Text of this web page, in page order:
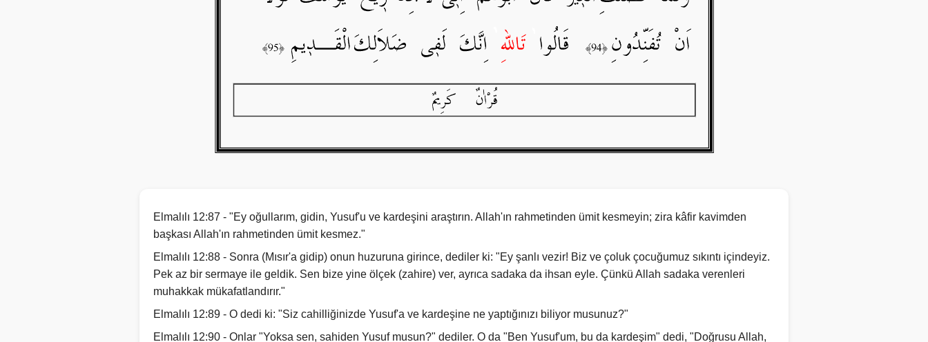
Elmalılı 12:87 - "Ey oğullarım, gidin, Yusuf'u ve kardeşini araştırın. Allah'ın rahmetinden ümit kesmeyin; zira kâfir kavimden
başkası Allah'ın rahmetinden ümit kesmez."
Elmalılı 12:88 - Sonra (Mısır'a gidip) onun huzuruna girince, dediler ki: "Ey şanlı vezir! Biz ve çoluk çocuğumuz sıkıntı içindeyiz.
Pek az bir sermaye ile geldik. Sen bize yine ölçek (zahire) ver, ayrıca sadaka da ihsan eyle. Çünkü Allah sadaka verenleri
muhakkak mükafatlandırır."
Elmalılı 12:89 - O dedi ki: "Siz cahilliğinizde Yusuf'a ve kardeşine ne yaptığınızı biliyor musunuz?"
Elmalılı 12:90 - Onlar "Yoksa sen, sahiden Yusuf musun?" dediler. O da "Ben Yusuf'um, bu da kardeşim" dedi, "Doğrusu Allah,